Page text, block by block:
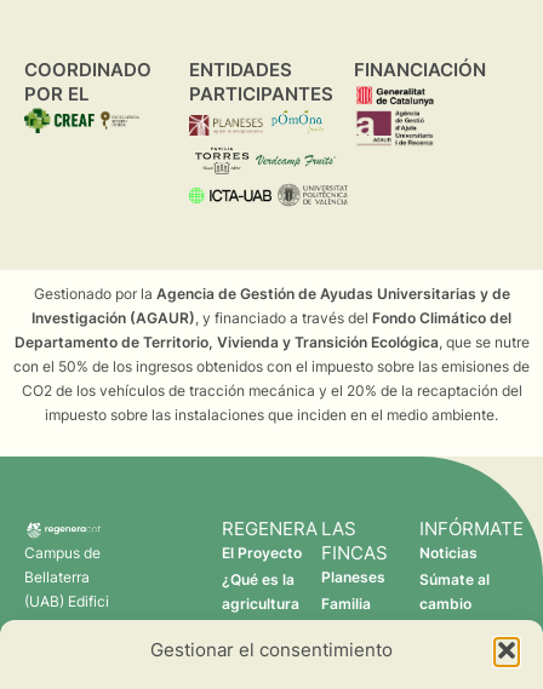
Gestionar el consentimiento
COORDINADO
POR EL
ENTIDADES
PARTICIPANTES
FINANCIACIÓN
Gestionado por la Agencia de Gestión de Ayudas Universitarias y de
Investigación (AGAUR) , y financiado a través del Fondo Climático del
Departamento de Territorio, Vivienda y Transición Ecológica , que se nutre
con el 50% de los ingresos obtenidos con el impuesto sobre las emisiones de
CO2 de los vehículos de tracción mecánica y el 20% de la recaptación del
impuesto sobre las instalaciones que inciden en el medio ambiente.
Campus de
Bellaterra
(UAB) Edifici
C 08193
REGENERA
El Proyecto
¿Qué es la
agricultura
Quién somos
LAS
FINCAS
Planeses
Familia
Verdcamp
INFÓRMATE
Noticias
Súmate al
cambio